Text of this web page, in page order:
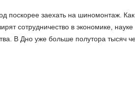
поскорее заехать на шиномонтаж.
сотрудничество в экономике, науке
В Дно уже больше полутора тысяч